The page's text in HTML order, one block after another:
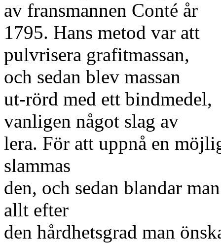
av fransmannen Conté år
1795. Hans metod var att
pulvrisera grafitmassan,
och sedan blev massan
ut-rörd med ett bindmedel,
vanligen något slag av
lera. För att uppnå en
slammas
den, och sedan blandar
allt efter
den hårdhetsgrad man